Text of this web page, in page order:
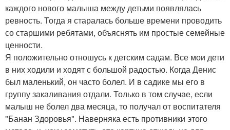
каждого нового малыша между детьми появлялась
ревность. Тогда я старалась больше времени проводить
со старшими ребятами, объяснять им простые семейные
ценности.
Я положительно отношусь к детским садам. Все мои дети
в них ходили и ходят с большой радостью. Когда Денис
был маленький, он часто болел. И в садике мы его в
группу закаливания отдали. Только в том случае, если
малыш не болел два месяца, то получал от воспитателя
"Банан Здоровья". Наверняка есть противники этого